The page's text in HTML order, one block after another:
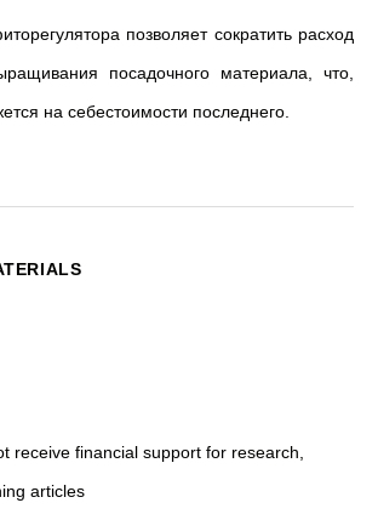
позволяет сократить расход
посадочного материала, что,
на себестоимости последнего.
receive financial support for research,
articles